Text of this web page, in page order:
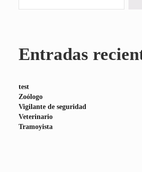
Entradas
test
Zoólogo
Vigilante de seguridad
Veterinario
Tramoyista